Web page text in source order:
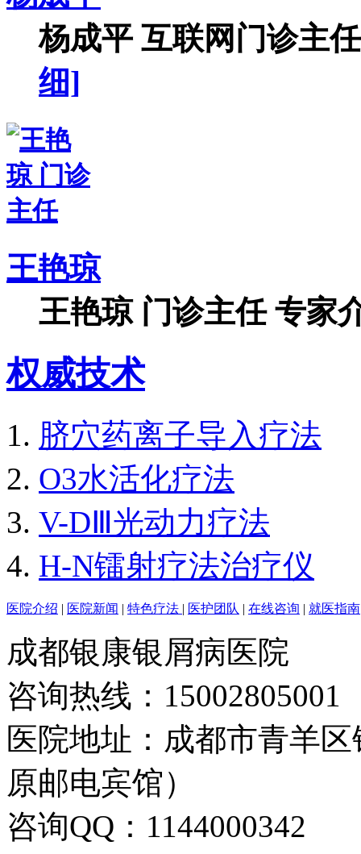
杨成平 互联网门诊主
细]
王艳琼
王艳琼 门诊主任 专家
权威技术
脐穴药离子导入疗法
O3水活化疗法
V-DⅢ光动力疗法
H-N镭射疗法治疗仪
医院介绍 | 医院新闻 | 特色疗法 | 医护团队 | 在线咨询 | 就医指南
成都银康银屑病医院
咨询热线：15002805001
医院地址：成都市青羊
原邮电宾馆）
咨询QQ：1144000342